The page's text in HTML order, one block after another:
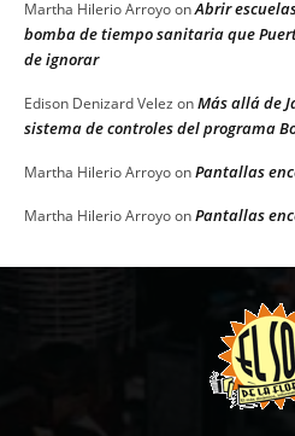
Martha Hilerio ArroyoonAbrir
bomba de tiempo sanitaria que
de ignorar
Edison Denizard Velez onMás allá de
sistema de controles del programa
Martha Hilerio ArroyoonPantallas
Martha Hilerio ArroyoonPantallas